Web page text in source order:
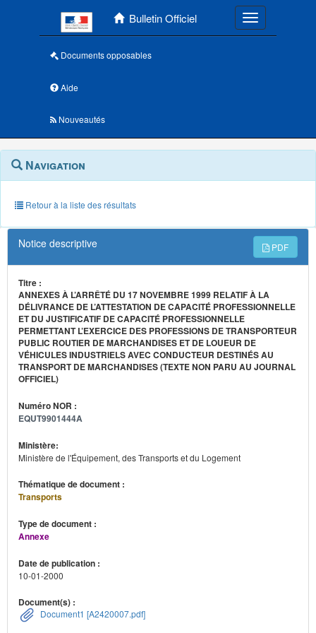
Bulletin Officiel Toggle
Documents opposables
Aide
Nouveautés
Navigation
outils
annexes
Menu
contextuel
Navigation
Retour à la liste des résultats
Notice descriptive PDF
Titre :
ANNEXES À L’ARRÊTÉ DU 17 NOVEMBRE 1999 RELATIF À LA
DÉLIVRANCE DE L’ATTESTATION DE CAPACITÉ PROFESSIONNELLE
ET DU JUSTIFICATIF DE CAPACITÉ PROFESSIONNELLE
PERMETTANT L’EXERCICE DES PROFESSIONS DE TRANSPORTEUR
PUBLIC ROUTIER DE MARCHANDISES ET DE LOUEUR DE
VÉHICULES INDUSTRIELS AVEC CONDUCTEUR DESTINÉS AU
TRANSPORT DE MARCHANDISES (TEXTE NON PARU AU JOURNAL
OFFICIEL)
Numéro NOR :
EQUT9901444A
Ministère:
Ministère de l'Équipement, des Transports et du Logement
Thématique de document :
Transports
Type de document :
Annexe
Date de publication :
10-01-2000
Document(s) :
Document1 [A2420007.pdf]